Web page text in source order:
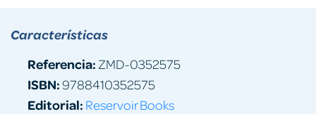
Características
Referencia: ZMD-0352575
ISBN:9788410352575
Editorial: Reservoir Books